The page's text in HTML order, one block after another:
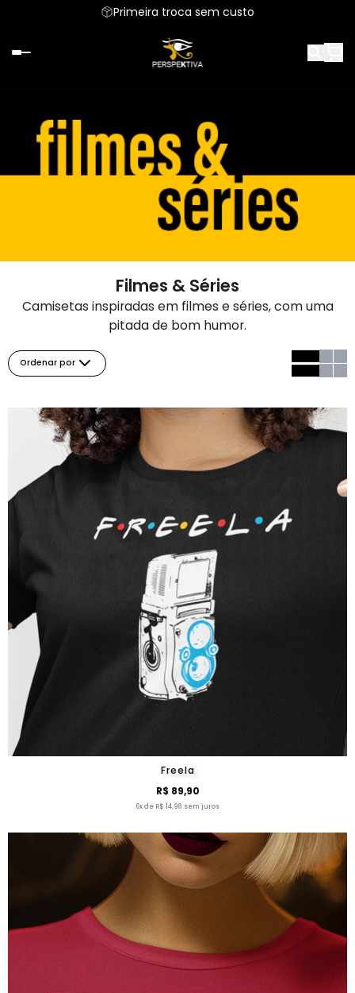
Primeira troca sem custo
Filmes & Séries
Camisetas inspiradas em filmes e séries, com uma
pitada de bom humor.
Ordenar por
Freela
R$ 89,90
6x de R$ 14,98 sem juros